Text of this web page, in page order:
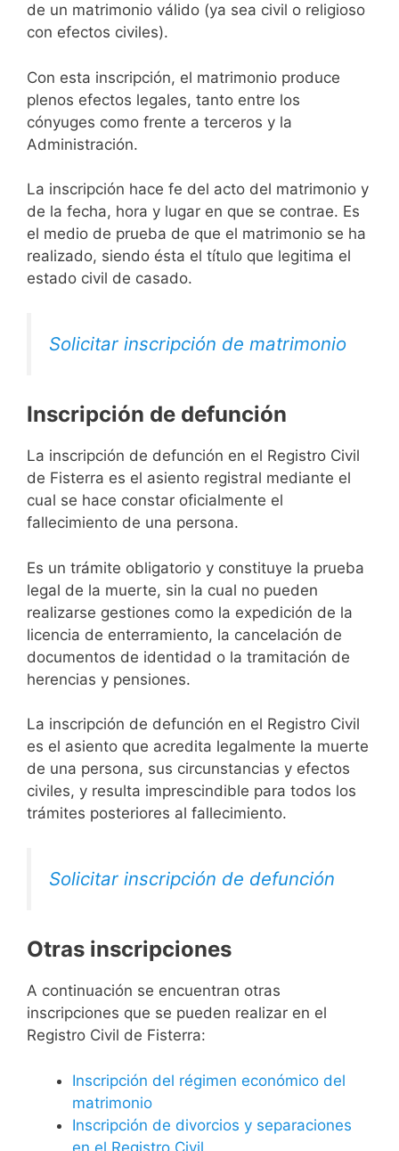
de un matrimonio válido (ya sea civil o religioso
con efectos civiles).
Con esta inscripción, el matrimonio produce
plenos efectos legales, tanto entre los
cónyuges como frente a terceros y la
Administración.
La inscripción hace fe del acto del matrimonio y
de la fecha, hora y lugar en que se contrae. Es
el medio de prueba de que el matrimonio se ha
realizado, siendo ésta el título que legitima el
estado civil de casado.
Solicitar inscripción de matrimonio
Inscripción de defunción
La inscripción de defunción en el Registro Civil
de Fisterra es el asiento registral mediante el
cual se hace constar oficialmente el
fallecimiento de una persona.
Es un trámite obligatorio y constituye la prueba
legal de la muerte, sin la cual no pueden
realizarse gestiones como la expedición de la
licencia de enterramiento, la cancelación de
documentos de identidad o la tramitación de
herencias y pensiones.
La inscripción de defunción en el Registro Civil
es el asiento que acredita legalmente la muerte
de una persona, sus circunstancias y efectos
civiles, y resulta imprescindible para todos los
trámites posteriores al fallecimiento.
Solicitar inscripción de defunción
Otras inscripciones
A continuación se encuentran otras
inscripciones que se pueden realizar en el
Registro Civil de Fisterra:
Inscripción del régimen económico del
matrimonio
Inscripción de divorcios y separaciones
en el Registro Civil